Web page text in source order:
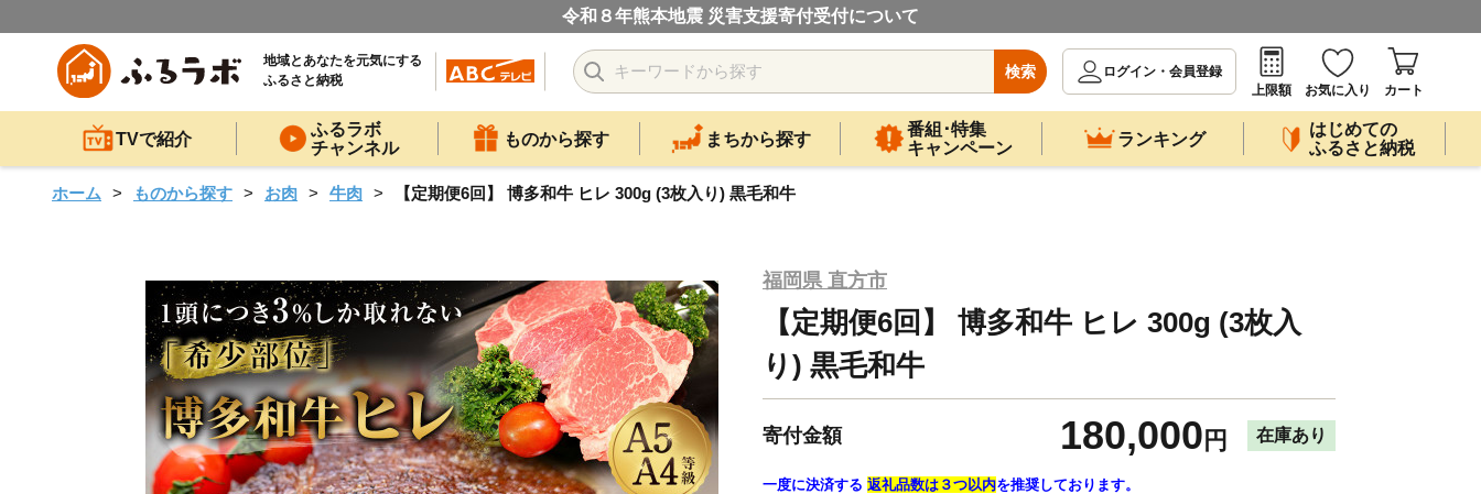
令和８年熊本地震 災害支援寄付受付について
地域とあなたを元気にする
ふるさと納税
検索
ログイン・会員登録
上限額
お気に入り カート
TVで紹介
ふるラボ
チャンネル
ものから探す まちから探す
番組･特集
キャンペーン
ランキング
はじめての
ふるさと納税
ホーム ものから探す お肉 牛肉 【定期便6回】 博多和牛 ヒレ 300g (3枚入り) 黒毛和牛
福岡県 直方市
【定期便6回】 博多和牛 ヒレ 300g (3枚入
り) 黒毛和牛
寄付金額 180,000 円 在庫あり
一度に決済する 返礼品数は３つ以内を推奨しております。